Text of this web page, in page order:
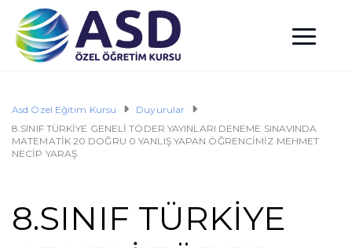
Asd Özel Eğitim Kursu
Duyurular
8.SINIF TÜRKİYE GENELİ TÖDER YAYINLARI DENEME SINAVINDA
MATEMATİK 20 DOĞRU 0 YANLIŞ YAPAN ÖĞRENCİMİZ MEHMET
NECİP YARAŞ
8.SINIF TÜRKİYE